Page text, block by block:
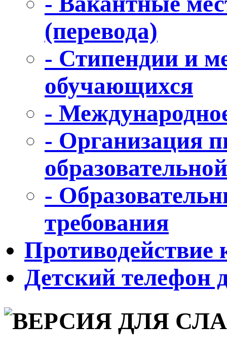
(перевода)
- Стипендии и
обучающихся
-
- Организация
-
требования
Противодействие
Детский телефон